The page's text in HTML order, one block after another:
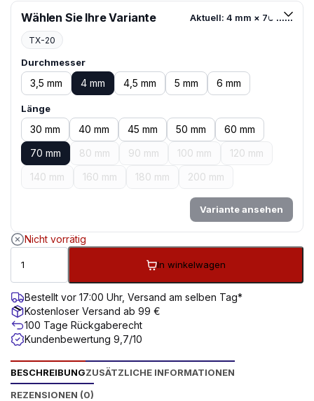
€ 45,21 € 40,52.
Wählen Sie Ihre Variante Aktuell: 4 mm × 70 mm
TX-20
Durchmesser
3,5 mm 4 mm 4,5 mm 5 mm 6 mm
Länge
30 mm 40 mm 45 mm 50 mm
60 mm
70 mm
80 mm 90 mm 100 mm
120 mm
140 mm
160 mm 180 mm 200 mm
Variante ansehen
Nicht vorrätig
In winkelwagen
Bestellt vor 17:00 Uhr, Versand am selben Tag*
Kostenloser Versand ab 99 €
100 Tage Rückgaberecht
Kundenbewertung 9,7/10
BESCHREIBUNGZUSÄTZLICHE INFORMATIONEN
REZENSIONEN (0)